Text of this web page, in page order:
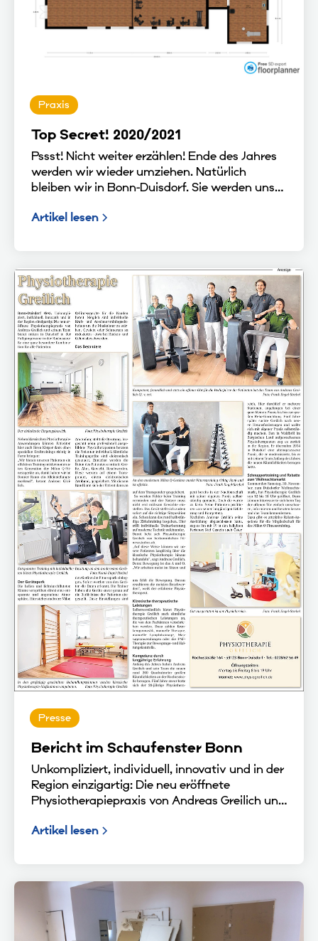
Praxis
Top Secret! 2020/2021
Pssst! Nicht weiter erzählen! Ende des Jahres
werden wir wieder umziehen. Natürlich
bleiben wir in Bonn-Duisdorf. Sie werden uns
können. ;) Wo es genau hin geht bleibt noch
Artikel lesen
Presse
Bericht im Schaufenster Bonn
Unkompliziert, individuell, innovativ und in der
Region einzigartig: Die neu eröffnete
Physiotherapiepraxis von Andreas Greilich und
Fußgängerzone in der Rochusstraße eine ganz
Artikel lesen